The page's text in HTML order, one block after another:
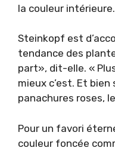
la couleur
Steinkopf est
tendance des
part», dit-elle. «
mieux c’est. Et bien
panachures roses,
Pour un favori
couleur foncée